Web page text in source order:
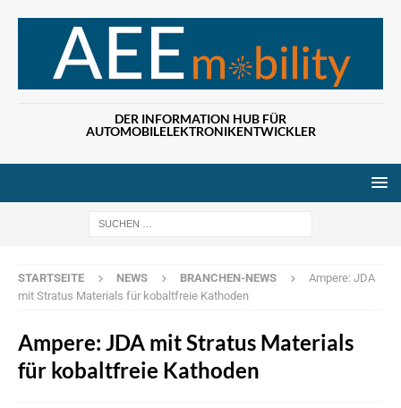
DER INFORMATION HUB FÜR
AUTOMOBILELEKTRONIKENTWICKLER
STARTSEITE NEWS BRANCHEN-NEWS
Ampere: JDA
mit Stratus Materials für kobaltfreie Kathoden
Ampere: JDA mit Stratus Materials
für kobaltfreie Kathoden